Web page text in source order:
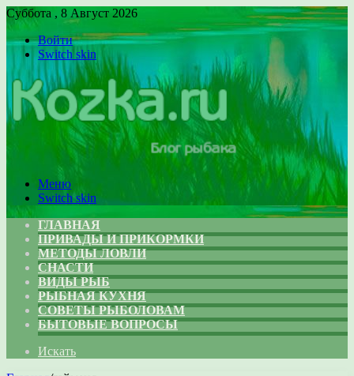
Суббота , 8 Август 2026
Войти
Switch skin
Меню
Switch skin
ГЛАВНАЯ
ПРИВАДЫ И ПРИКОРМКИ
МЕТОДЫ ЛОВЛИ
СНАСТИ
ВИДЫ РЫБ
РЫБНАЯ КУХНЯ
СОВЕТЫ РЫБОЛОВАМ
БЫТОВЫЕ ВОПРОСЫ
Искать